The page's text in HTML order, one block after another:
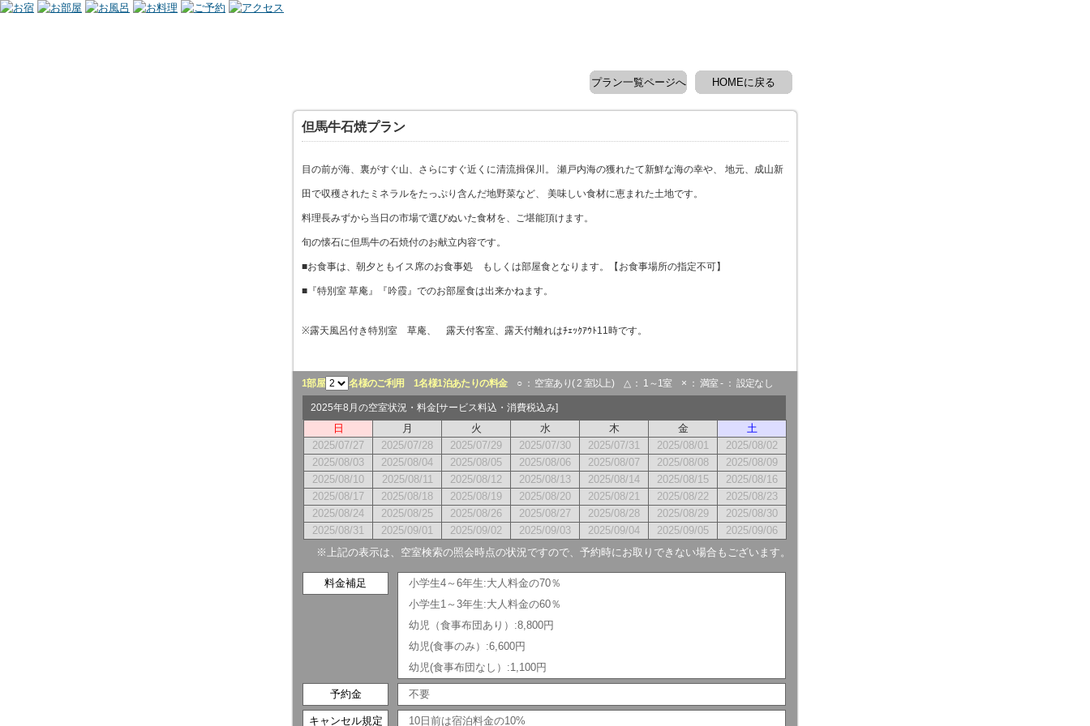
HOMEに戻る
プラン一覧ページへ
但馬牛石焼プラン
目の前が海、裏がすぐ山、さらにすぐ近くに清流揖保川。 瀬戸内海の獲れたて新鮮な海の幸や、 地元、成山新
田で収穫されたミネラルをたっぷり含んだ地野菜など、 美味しい食材に恵まれた土地です。
料理長みずから当日の市場で選びぬいた食材を、ご堪能頂けます。
旬の懐石に但馬牛の石焼付のお献立内容です。
■お食事は、朝夕ともイス席のお食事処 もしくは部屋食となります。【お食事場所の指定不可】
■『特別室 草庵』『吟霞』でのお部屋食は出来かねます。
※露天風呂付き特別室 草庵、 露天付客室、露天付離れはﾁｪｯｸｱｳﾄ11時です。
1部屋 名様のご利用 1名様1泊あたりの料金○ ： 空室あり( 2 室以上) △ ： 1～1室 × ： 満室 - ： 設定なし
2025年8月の空室状況・料金[サービス料込・消費税込み]
日 月 火 水 木 金
土
2025/07/27
2025/07/28 2025/07/29 2025/07/30 2025/07/31 2025/08/01
2025/08/02
2025/08/03
2025/08/04 2025/08/05 2025/08/06 2025/08/07 2025/08/08
2025/08/09
2025/08/10
2025/08/11 2025/08/12 2025/08/13 2025/08/14 2025/08/15
2025/08/16
2025/08/17
2025/08/18 2025/08/19 2025/08/20 2025/08/21 2025/08/22
2025/08/23
2025/08/24
2025/08/25 2025/08/26 2025/08/27 2025/08/28 2025/08/29
2025/08/30
2025/08/31
2025/09/01 2025/09/02 2025/09/03 2025/09/04 2025/09/05
2025/09/06
※上記の表示は、空室検索の照会時点の状況ですので、予約時にお取りできない場合もございます。
料金補足
小学生4～6年生:大人料金の70％
小学生1～3年生:大人料金の60％
幼児（食事布団あり）:8,800円
幼児(食事のみ）:6,600円
幼児(食事布団なし）:1,100円
予約金 不要
キャンセル規定 10日前は宿泊料金の10%